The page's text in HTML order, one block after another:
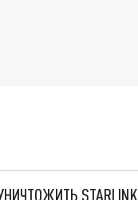
STARLINK